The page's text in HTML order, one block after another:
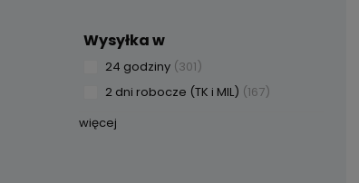
Wysyłka w
24 godziny (301)
2 dni robocze (TK i MIL) (167)
więcej